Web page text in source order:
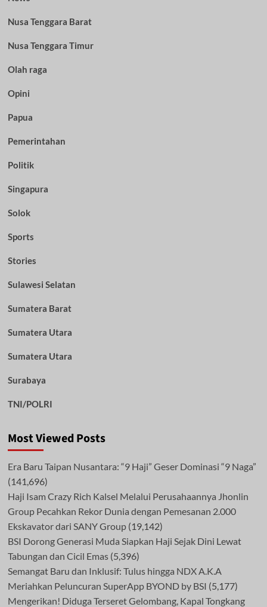
Nusa Tenggara Barat
Nusa Tenggara Timur
Olah raga
Opini
Papua
Pemerintahan
Politik
Singapura
Solok
Sports
Stories
Sulawesi Selatan
Sumatera Barat
Sumatera Utara
Sumatera Utara
Surabaya
TNI/POLRI
Most Viewed Posts
Era Baru Taipan Nusantara: “9 Haji” Geser Dominasi “9 Naga”
(141,696)
Haji Isam Crazy Rich Kalsel Melalui Perusahaannya Jhonlin
Group Pecahkan Rekor Dunia dengan Pemesanan 2.000
Ekskavator dari SANY Group (19,142)
BSI Dorong Generasi Muda Siapkan Haji Sejak Dini Lewat
Tabungan dan Cicil Emas (5,396)
Semangat Baru dan Inklusif: Tulus hingga NDX A.K.A
Meriahkan Peluncuran SuperApp BYOND by BSI (5,177)
Mengerikan! Diduga Terseret Gelombang, Kapal Tongkang